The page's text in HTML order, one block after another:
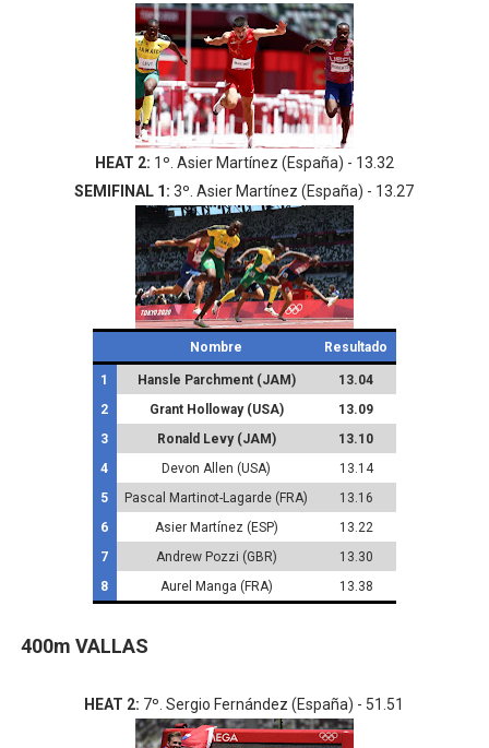
HEAT 2: 1º. Asier Martínez (España) - 13.32
SEMIFINAL 1:3º. Asier Martínez (España) - 13.27
Nombre Resultado
1 Hansle Parchment (JAM)
13.04
2
Grant Holloway (USA)
13.09
3
Ronald Levy (JAM)
13.10
4
Devon Allen (USA)
13.14
5
Pascal Martinot-Lagarde (FRA)
13.16
6
Asier Martínez (ESP)
13.22
7
Andrew Pozzi (GBR)
13.30
8
Aurel Manga (FRA) 13.38
400m VALLAS
HEAT 2: 7º. Sergio Fernández (España) - 51.51